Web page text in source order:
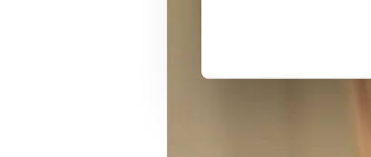
Her halükârda,
Sizlere daha iyi bir
çerezler vasıtasıyla
amacıyla